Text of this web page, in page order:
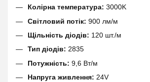
Колірна температура: 3000K
Світловий потік: 900 лм/м
Щільність діодів: 120 шт./м
Тип діодів: 2835
Потужність: 9,6 Вт/м
Напруга живлення: 24V